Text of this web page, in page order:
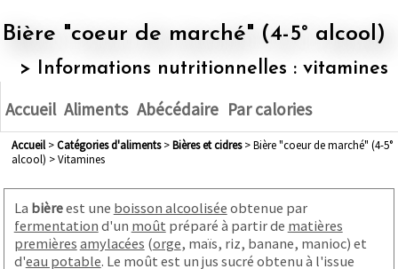
Bière "coeur de marché" (4-5° alcool)
> Informations nutritionnelles : vitamines
Accueil Aliments Abécédaire Par calories
Accueil> Catégories d'aliments> bières et cidres> Bière "coeur de marché" (4-5°
alcool) > Vitamines
La bièreest une boisson alcoolisée obtenue par
fermentation d'un moût préparé à partir de matières
premières amylacées (orge, maïs, riz, banane, manioc) et
d'eau potable. Le moût est un jus sucré obtenu à l'issue